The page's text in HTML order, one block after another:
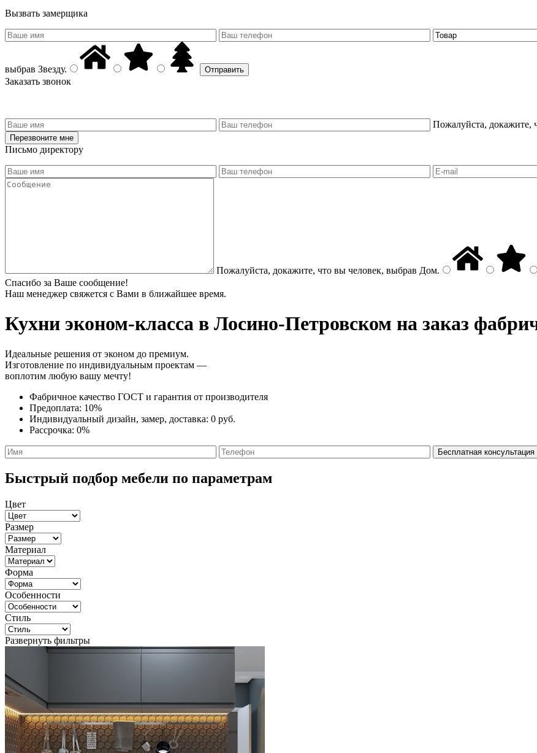
Вызвать замерщика
выбрав Звезду.
Заказать звонок
Пожалуйста, докажите,
Письмо директору
Пожалуйста, докажите, что вы человек, выбрав Дом.
Спасибо за Ваше сообщение!
Наш менеджер свяжется с Вами в ближайшее время.
Кухни эконом-класса в Лосино-Петровском на заказ
Идеальные решения от эконом до премиум.
Изготовление по индивидуальным проектам —
воплотим любую вашу мечту!
Фабричное качество ГОСТ и гарантия от производителя
Предоплата: 10%
Индивидуальный дизайн, замер, доставка: 0 руб.
Рассрочка: 0%
Быстрый подбор мебели по параметрам
Цвет
Размер
Материал
Форма
Особенности
Стиль
Развернуть фильтры